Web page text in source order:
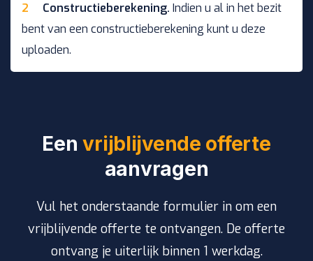
Constructieberekening. Indien u al in het bezit
bent van een constructieberekening kunt u deze
uploaden.
Eenvrijblijvende offerte
aanvragen
Vul het onderstaande formulier in om een
vrijblijvende offerte te ontvangen. De offerte
ontvang je uiterlijk binnen 1 werkdag.